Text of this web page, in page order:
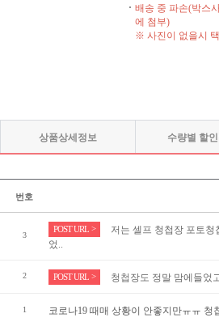
배송 중 파손(박스
에 첨부)
※ 사진이 없을시
상품상세정보 수량별 할
번호
POST URL >
3
저는 셀프 청첩장 포토
었..
POST URL >
2 청첩장도 정말 맘에들었
1 코로나19 때매 상황이 안좋지만ㅠㅠ